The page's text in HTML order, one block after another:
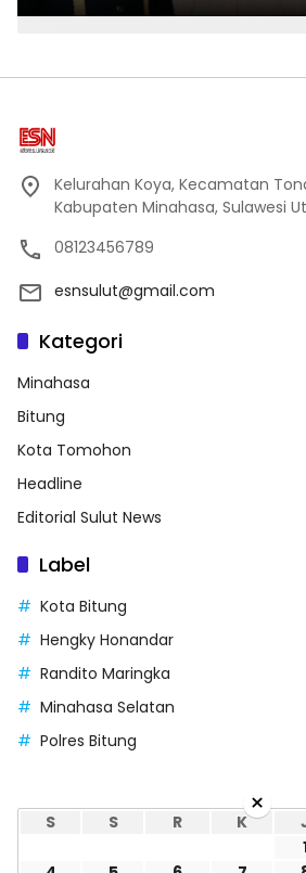
Kelurahan Koya, Kecamatan
Kabupaten Minahasa, Sulawesi
08123456789
esnsulut@gmail.com
Kategori
Minahasa
Bitung
Kota Tomohon
Headline
Editorial Sulut News
Label
Kota Bitung
Hengky Honandar
Randito Maringka
Minahasa Selatan
Polres Bitung
S
S R K
×